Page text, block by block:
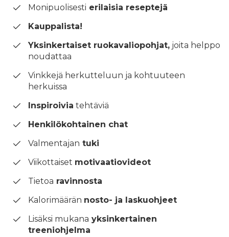
Monipuolisesti erilaisia reseptejä
Kauppalista!
Yksinkertaiset ruokavaliopohjat, joita helppo
noudattaa
Vinkkejä herkutteluun ja kohtuuteen
herkuissa
Inspiroivia tehtäviä
Henkilökohtainen chat
Valmentajan tuki
Viikottaiset motivaatiovideot
Tietoa ravinnosta
Kalorimäärän nosto- ja laskuohjeet
Lisäksi mukana yksinkertainen
treeniohjelma